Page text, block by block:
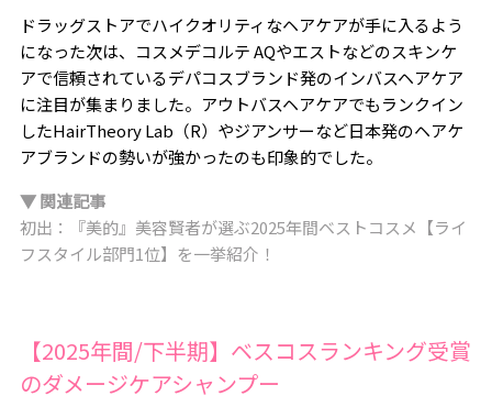
ドラッグストアでハイクオリティなヘアケアが手に入るよう
になった次は、コスメデコルテ AQやエストなどのスキンケ
アで信頼されているデパコスブランド発のインバスヘアケア
に注目が集まりました。アウトバスヘアケアでもランクイン
したHairTheory Lab（R）やジアンサーなど日本発のヘアケ
アブランドの勢いが強かったのも印象的でした。
▼ 関連記事
初出：『美的』美容賢者が選ぶ2025年間ベストコスメ【ライ
フスタイル部門1位】を一挙紹介！
【2025年間/下半期】ベスコスランキング受賞
のダメージケアシャンプー